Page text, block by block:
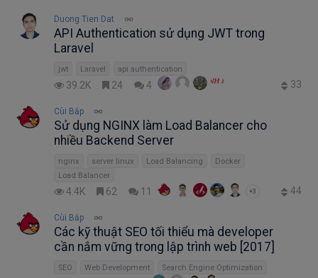
Duong Tien Dat
API Authentication sử dụng JWT trong
Laravel
jwt Laravel api authentication
39.2K 24 4 33
Cùi Bắp
Sử dụng NGINX làm Load Balancer cho
nhiều Backend Server
nginx server linux Load Balancing
Docker
Load Balancer
4.4K 62 11 +3 44
Cùi Bắp
Các kỹ thuật SEO tối thiểu mà developer
cần nắm vững trong lập trình web [2017]
SEO Web Development Search Engine Optimization